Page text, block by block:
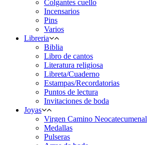
Colgantes cuello
Incensarios
Pins
Varios
Libreria
Biblia
Libro de cantos
Literatura religiosa
Libreta/Cuaderno
Estampas/Recordatorias
Puntos de lectura
Invitaciones de boda
Joyas
Virgen Camino Neocatecumenal
Medallas
Pulseras